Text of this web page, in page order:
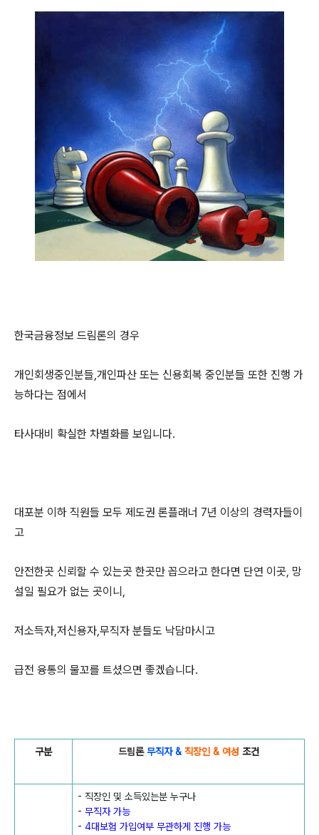
한국금융정보 드림론의 경우
개인회생중인분들,개인파산 또는 신용회복 중인분들 또한 진행 가
능하다는 점에서
타사대비 확실한 차별화를 보입니다.
대포분 이하 직원들 모두 제도권 론플래너 7년 이상의 경력자들이
고
안전한곳 신뢰할 수 있는곳 한곳만 꼽으라고 한다면 단연 이곳, 망
설일 필요가 없는 곳이니,
저소득자,저신용자,무직자 분들도 낙담마시고
급전 융통의 물꼬를 트셨으면 좋겠습니다.
구분 드림론무직자& 직장인 & 여성 조건
- 직장인 및 소득있는분 누구나
- 무직자 가능
- 4대보험 가입여부 무관하게 진행 가능